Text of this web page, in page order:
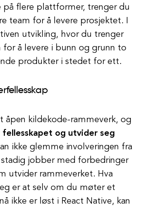
på flere plattformer, trenger du
team for å levere prosjektet. I
utvikling, hvor du trenger
for å levere i bunn og grunn to
produkter i stedet for ett.
åpen kildekode-rammeverk, og
fellesskapet og utvider seg
ikke glemme involveringen fra
stadig jobber med forbedringer
utvider rammeverket. Hva
er at selv om du møter et
ikke er løst i React Native, kan